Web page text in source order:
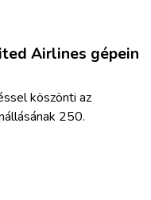
Airlines gépein
köszönti az
250.